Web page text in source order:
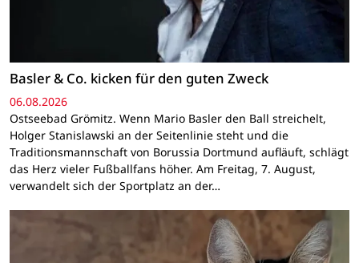
Basler & Co. kicken für den guten Zweck
06.08.2026
Ostseebad Grömitz. Wenn Mario Basler den Ball streichelt,
Holger Stanislawski an der Seitenlinie steht und die
Traditionsmannschaft von Borussia Dortmund aufläuft, schlägt
das Herz vieler Fußballfans höher. Am Freitag, 7. August,
verwandelt sich der Sportplatz an der…